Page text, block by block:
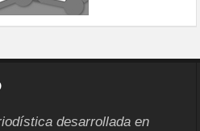
desarrollada en